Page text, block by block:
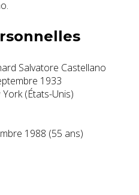
Salvatore Castellano
1933
(États-Unis)
1988 (55 ans)